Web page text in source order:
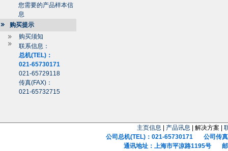
您需要的产品样本信
息
购买提示
购买须知
联系信息：
总机(TEL)：
021-65730171
021-65729118
传真(FAX)：
021-65732715
主页信息 产品讯息 | 解决方案 |
公司总机(TEL)：021-65730171 公司传真
通讯地址：上海市平凉路1195号 邮